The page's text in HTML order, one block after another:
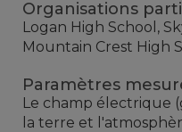
Organisations
Logan High School,
Mountain Crest High
Paramètres
Le champ électrique
la terre et